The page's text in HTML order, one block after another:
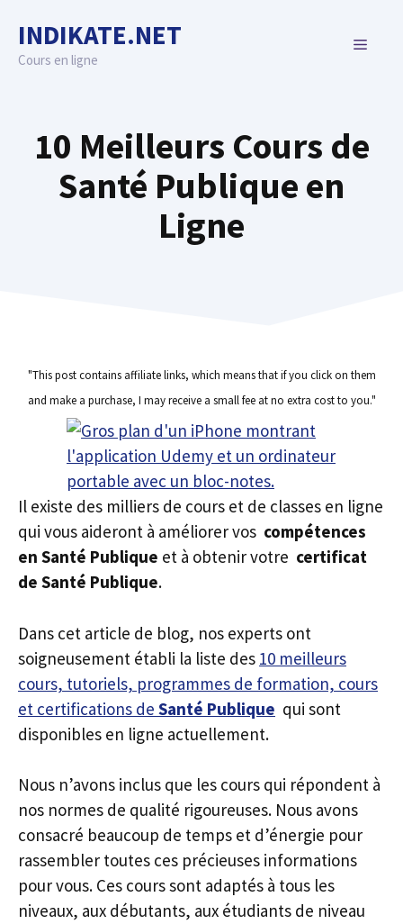
content
INDIKATE.NET
Cours en ligne
MENU
10 Meilleurs Cours de
Santé Publique en
Ligne
"This post contains affiliate links, which means that if you click on them
and make a purchase, I may receive a small fee at no extra cost to you."
Il existe des milliers de cours et de classes en ligne
qui vous aideront à améliorer vos compétences
en Santé Publique et à obtenir votre certificat
de Santé Publique.
Dans cet article de blog, nos experts ont
soigneusement établi la liste des 10 meilleurs
cours, tutoriels, programmes de formation, cours
et certifications de Santé Publique qui sont
disponibles en ligne actuellement.
Nous n’avons inclus que les cours qui répondent à
nos normes de qualité rigoureuses. Nous avons
consacré beaucoup de temps et d’énergie pour
rassembler toutes ces précieuses informations
pour vous. Ces cours sont adaptés à tous les
niveaux, aux débutants, aux étudiants de niveau